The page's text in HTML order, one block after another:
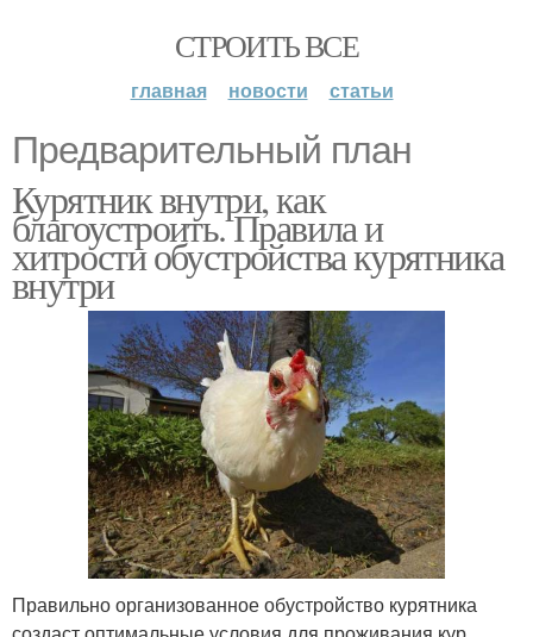
СТРОИТЬ ВСЕ
главная новости статьи
Предварительный план
Курятник внутри, как
благоустроить. Правила и
хитрости обустройства курятника
внутри
Правильно организованное обустройство курятника